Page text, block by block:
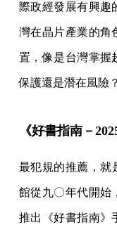
際政經發展有興趣
灣在晶片產業的角
置，像是台灣掌握
保護還是潛在風險
《好書指南－
最犯規的推薦，
館從九〇年代開始
推出《好書指南》